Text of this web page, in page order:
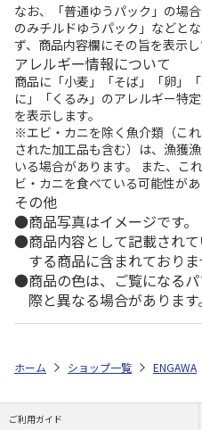
なお、「普通ゆうパック」の場
のみチルドゆうパック」などと
ず、商品内容欄にその旨を表示し
アレルギー情報について
商品に「小麦」「そば」「卵」
に」「くるみ」のアレルギー特
を表示します。
※エビ・カニを除く魚介類（こ
された加工品も含む）は、漁獲
いる場合があります。 また、こ
ビ・カニを食べている可能性があ
その他
商品写真はイメージです。
商品内容として記載され
する商品に含まれておりま
商品の色は、ご覧になる
際と異なる場合があります。
ホーム ショップ一覧 ENGAWA
ご利用ガイド